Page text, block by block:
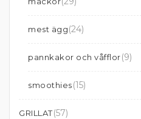
mest ägg(24)
pannkakor och våfflor(9)
smoothies(15)
GRILLAT(57)